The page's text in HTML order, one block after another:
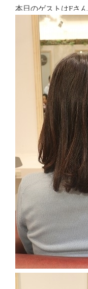
本日のゲストはFさん